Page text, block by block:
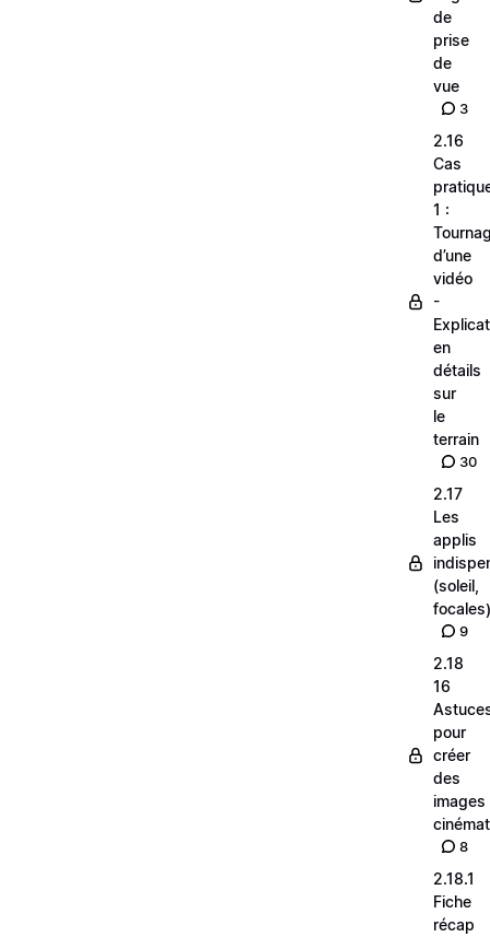
de
prise
de
vue
3
2.16
Cas
1 :
d’une
vidéo
-
en
détails
sur
le
terrain
30
2.17
Les
applis
(soleil,
focales)
9
2.18
16
pour
créer
des
images
8
2.18.1
Fiche
récap